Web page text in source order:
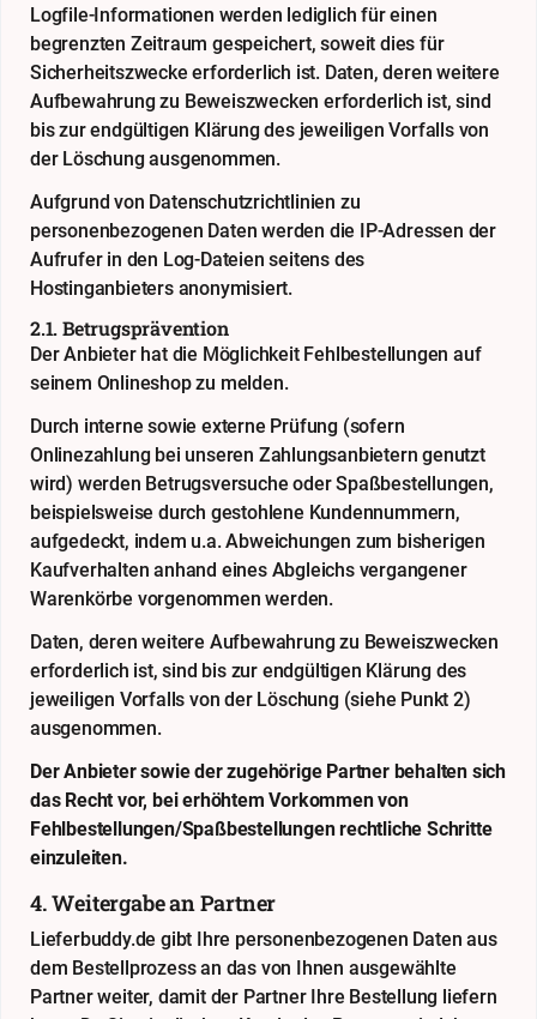
Logfile-Informationen werden lediglich für einen
begrenzten Zeitraum gespeichert, soweit dies für
Sicherheitszwecke erforderlich ist. Daten, deren weitere
Aufbewahrung zu Beweiszwecken erforderlich ist, sind
bis zur endgültigen Klärung des jeweiligen Vorfalls von
der Löschung ausgenommen.
Aufgrund von Datenschutzrichtlinien zu
personenbezogenen Daten werden die IP-Adressen der
Aufrufer in den Log-Dateien seitens des
Hostinganbieters anonymisiert.
2.1. Betrugsprävention
Der Anbieter hat die Möglichkeit Fehlbestellungen auf
seinem Onlineshop zu melden.
Durch interne sowie externe Prüfung (sofern
Onlinezahlung bei unseren Zahlungsanbietern genutzt
wird) werden Betrugsversuche oder Spaßbestellungen,
beispielsweise durch gestohlene Kundennummern,
aufgedeckt, indem u.a. Abweichungen zum bisherigen
Kaufverhalten anhand eines Abgleichs vergangener
Warenkörbe vorgenommen werden.
Daten, deren weitere Aufbewahrung zu Beweiszwecken
erforderlich ist, sind bis zur endgültigen Klärung des
jeweiligen Vorfalls von der Löschung (siehe Punkt 2)
ausgenommen.
Der Anbieter sowie der zugehörige Partner behalten sich
das Recht vor, bei erhöhtem Vorkommen von
Fehlbestellungen/Spaßbestellungen rechtliche Schritte
einzuleiten.
4. Weitergabe an Partner
Lieferbuddy.de gibt Ihre personenbezogenen Daten aus
dem Bestellprozess an das von Ihnen ausgewählte
Partner weiter, damit der Partner Ihre Bestellung liefern